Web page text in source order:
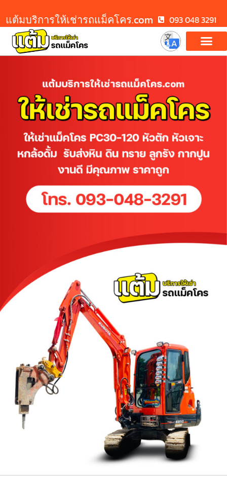
แต้มบริการให้เช่ารถแม็คโคร.com 093 048 3291